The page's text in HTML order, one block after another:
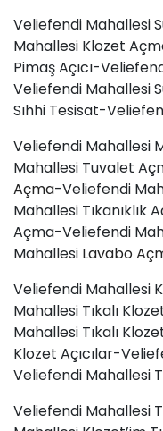
Veliefendi Mahallesi
Mahallesi Klozet
Pimaş Açıcı-
Veliefendi Mahallesi
Sıhhi Tesisat-
Veliefendi Mahallesi
Mahallesi Tuvalet
Açma-Veliefendi
Mahallesi
Açma-Veliefendi
Mahallesi Lavabo
Veliefendi Mahallesi
Mahallesi Tıkalı
Mahallesi Tıkalı
Klozet Açıcılar-
Veliefendi Mahallesi
Veliefendi Mahallesi